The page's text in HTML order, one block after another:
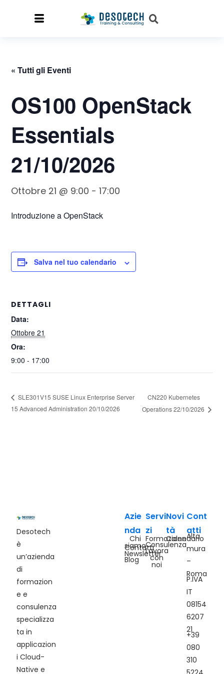
« Tutti gli Eventi
OS100 OpenStack
Essentials
21/10/2026
Ottobre 21 @ 9:00 -17:00
Introduzione a OpenStack
Salva nel tuo calendario
DETTAGLI
Data:
Ottobre 21
Ora:
9:00 - 17:00
SLE301V15 SUSE Linux Enterprise Server
15 Advanced Administration 20/10/2026
CN220 Kubernetes
Operations 22/10/2026
Desotech
è
un’azienda
di
formazion
e e
consulenza
specializza
ta in
applicazion
i Cloud-
Native e
Azie
nda
Chi
siamo
Contatti
Newsletter
Blog
Servi
zi
Formazione
Consulenza
Lavora
con
noi
Novi
tà
Calendario
Cont
atti
Alta
mura
–
Roma
P.IVA
IT
08154
6207
21
+39
080
310